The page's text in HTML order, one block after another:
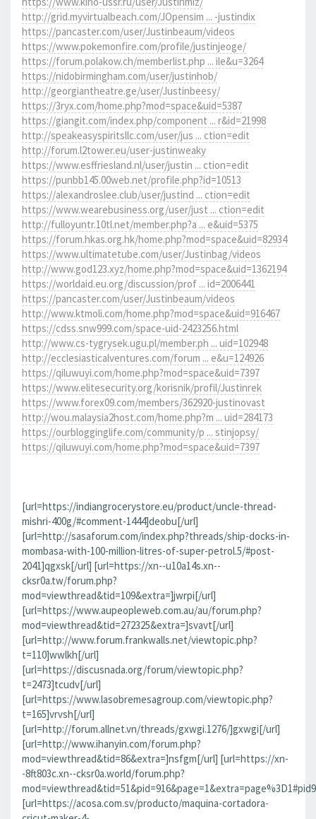
http://grid.myvirtualbeach.com/JOpensim ... -justindix
https://pancaster.com/user/Justinbeaum/videos
https://www.pokemonfire.com/profile/justinjeoge/
https://forum.polakow.ch/memberlist.php ... ile&u=3264
https://nidobirmingham.com/user/justinhob/
http://georgiantheatre.ge/user/Justinbeesy/
https://3ryx.com/home.php?mod=space&uid=5387
https://giangit.com/index.php/component ... r&id=21998
http://speakeasyspiritsllc.com/user/jus ... ction=edit
http://forum.l2tower.eu/user-justinweaky
https://www.esffriesland.nl/user/justin ... ction=edit
https://punbb145.00web.net/profile.php?id=10513
https://alexandroslee.club/user/justind ... ction=edit
https://www.wearebusiness.org/user/just ... ction=edit
http://fulloyuntr.10tl.net/member.php?a ... e&uid=5375
https://forum.hkas.org.hk/home.php?mod=space&uid=82934
https://www.ultimatetube.com/user/Justinbag/videos
http://www.god123.xyz/home.php?mod=space&uid=1362194
https://worldaid.eu.org/discussion/prof ... id=2006441
https://pancaster.com/user/Justinbeaum/videos
http://www.ktmoli.com/home.php?mod=space&uid=916467
https://cdss.snw999.com/space-uid-2423256.html
http://www.cs-tygrysek.ugu.pl/member.ph ... uid=102948
http://ecclesiasticalventures.com/forum ... e&u=124926
https://qiluwuyi.com/home.php?mod=space&uid=7397
https://www.elitesecurity.org/korisnik/profil/Justinrek
https://www.forex09.com/members/362920-justinovast
http://wou.malaysia2host.com/home.php?m ... uid=284173
https://ourblogginglife.com/community/p ... stinjopsy/
https://qiluwuyi.com/home.php?mod=space&uid=7397
[url=https://indiangrocerystore.eu/product/uncle-thread-
mishri-400g/#comment-1444]deobu[/url]
[url=http://sasaforum.com/index.php?threads/ship-docks-in-
mombasa-with-100-million-litres-of-super-petrol.5/#post-
2041]qgxsk[/url] [url=https://xn--u10a14s.xn--
cksr0a.tw/forum.php?
mod=viewthread&tid=109&extra=]jwrpi[/url]
[url=https://www.aupeopleweb.com.au/au/forum.php?
mod=viewthread&tid=272325&extra=]svavt[/url]
[url=http://www.forum.frankwalls.net/viewtopic.php?
t=110]wwlkh[/url]
[url=https://discusnada.org/forum/viewtopic.php?
t=2473]tcudv[/url]
[url=https://www.lasobremesagroup.com/viewtopic.php?
t=165]vrvsh[/url]
[url=http://forum.allnet.vn/threads/gxwgi.1276/]gxwgi[/url]
[url=http://www.ihanyin.com/forum.php?
mod=viewthread&tid=86&extra=]nsfgm[/url] [url=https://xn-
-8ft803c.xn--cksr0a.world/forum.php?
[url=https://acosa.com.sv/producto/maquina-cortadora-